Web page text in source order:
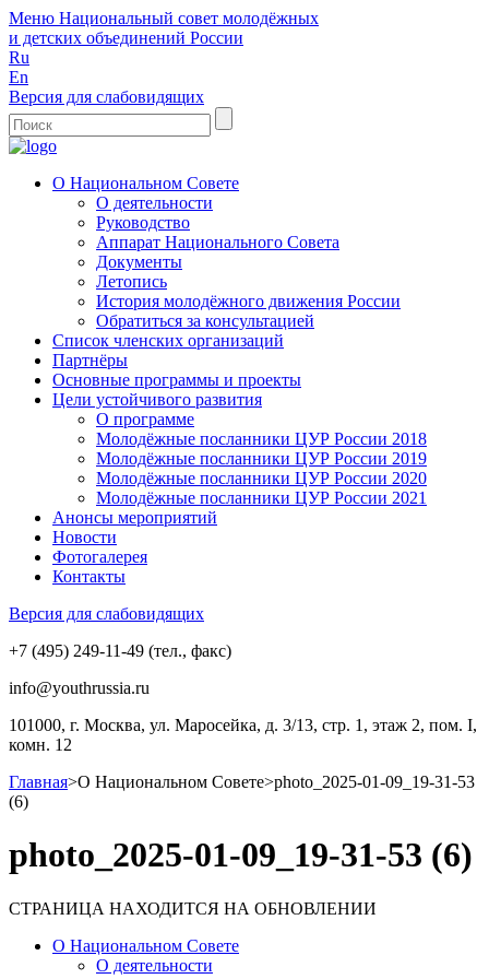
Меню Национальный совет молодёжных
и детских объединений России
Ru
En
Версия для слабовидящих
О Национальном Совете
О деятельности
Руководство
Аппарат Национального Совета
Документы
Летопись
История молодёжного движения России
Обратиться за консультацией
Список членских организаций
Партнёры
Основные программы и проекты
Цели устойчивого развития
О программе
Молодёжные посланники ЦУР России 2018
Молодёжные посланники ЦУР России 2019
Молодёжные посланники ЦУР России 2020
Молодёжные посланники ЦУР России 2021
Анонсы мероприятий
Новости
Фотогалерея
Контакты
Версия для слабовидящих
+7 (495) 249-11-49 (тел., факс)
info@youthrussia.ru
101000, г. Москва, ул. Маросейка, д. 3/13, стр. 1, этаж 2, пом. I,
комн. 12
Главная>О Национальном Совете>photo_2025-01-09_19-31-53
(6)
photo_2025-01-09_19-31-53 (6)
СТРАНИЦА НАХОДИТСЯ НА ОБНОВЛЕНИИ
О Национальном Совете
О деятельности